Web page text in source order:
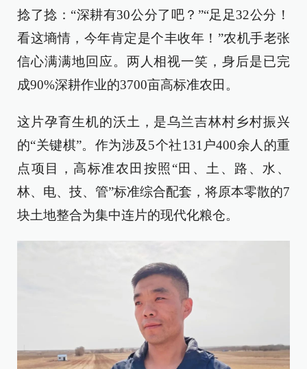
捻了捻：“深耕有30公分了吧？”“足足32公分！
看这墒情，今年肯定是个丰收年！”农机手老张
信心满满地回应。两人相视一笑，身后是已完
成90%深耕作业的3700亩高标准农田。
这片孕育生机的沃土，是乌兰吉林村乡村振兴
的“关键棋”。作为涉及5个社131户400余人的重
点项目，高标准农田按照“田、土、路、水、
林、电、技、管”标准综合配套，将原本零散的7
块土地整合为集中连片的现代化粮仓。